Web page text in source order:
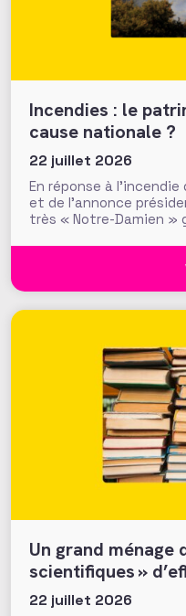
Incendies : le
cause nationale ?
22 juillet 2026
En réponse à
et de l’annonce
très « Notre-Damien »
d’une semaine par la
que d’autres collectes,
Un grand ménage
scientifiques »
et tactiques de
22 juillet 2026